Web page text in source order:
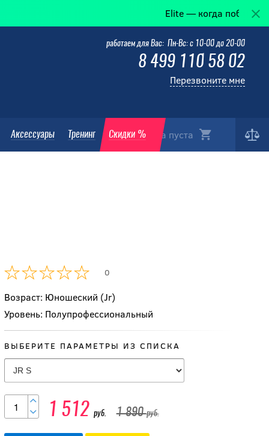
Elite — когда победа в деталях.
Корзина пуста
Аксессуары Тренинг Скидки %
работаем для Вас: Пн-Вс: с 10-00 до 20-00
8 499 110 58 02
Перезвоните мне
0
Возраст: Юношеский (Jr)
Уровень: Полупрофессиональный
ВЫБЕРИТЕ ПАРАМЕТРЫ ИЗ СПИСКА
1 512 руб. 1 890руб.
компрессионная
1 521.50